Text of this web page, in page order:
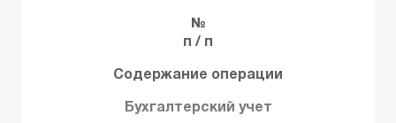
№
п / п
Содержание операции
Бухгалтерский учет